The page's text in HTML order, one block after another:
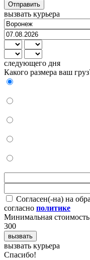
Отправить
вызвать курьера
следующего дня
Какого размера ваш
Согласен(-на) на
согласно политике
Минимальная стоимость
300
вызвать
вызвать курьера
Cпасибо!